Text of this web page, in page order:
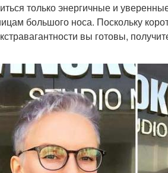
только энергичные и
большого носа. Поскольку
вы готовы,